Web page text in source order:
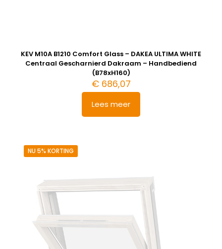
KEV M10A B1210 Comfort Glass – DAKEA ULTIMA WHITE
Centraal Gescharnierd Dakraam – Handbediend
(B78xH160)
€686,07
Lees meer
NU 5% KORTING